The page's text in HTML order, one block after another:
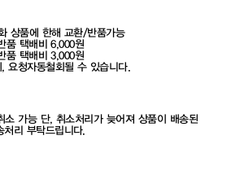
상품에 한해 교환/반품가능
품 택배비 6,000원
품 택배비 3,000원
요청자동철회될 수 있습니다.
가능 단, 취소처리가 늦어져 상품이 배송된
리 부탁드립니다.